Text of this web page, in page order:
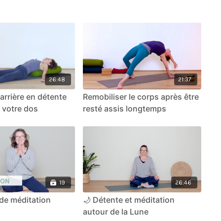
26:48
en détente
dos
21:37
Remobiliser le corps après être
resté assis longtemps
19
méditation
26:46
🌙 Détente et méditation
autour de la Lune